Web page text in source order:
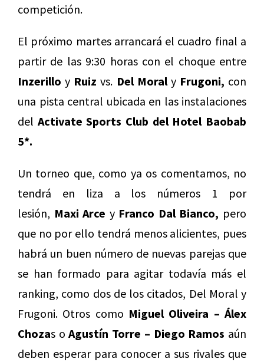
competición.
El próximo martes arrancará el cuadro final a
partir de las 9:30 horas con el choque entre
Inzerillo y Ruiz vs. Del Moraly Frugoni, con
una pista central ubicada en las instalaciones
del Activate Sports Club del Hotel Baobab
5*.
Un torneo que, como ya os comentamos, no
tendrá en liza a los números 1 por
lesión, Maxi Arce y Franco Dal Bianco, pero
que no por ello tendrá menos alicientes, pues
habrá un buen número de nuevas parejas que
se han formado para agitar todavía más el
ranking, como dos de los citados, Del Moral y
Frugoni. Otros como Miguel Oliveira – Álex
Chozas oAgustín Torre – Diego Ramos aún
deben esperar para conocer a sus rivales que